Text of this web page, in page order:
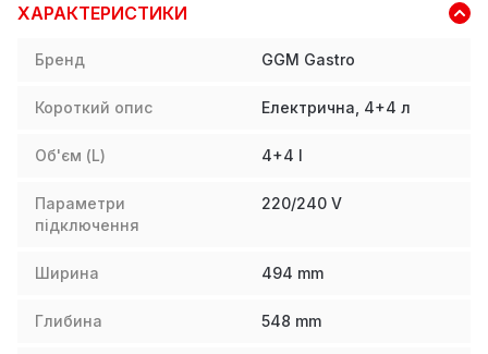
ХАРАКТЕРИСТИКИ
Бренд GGM Gastro
Короткий опис Електрична, 4+4 л
Об'єм (L) 4+4 l
Параметри
підключення
220/240 V
Ширина 494 mm
Глибина 548 mm